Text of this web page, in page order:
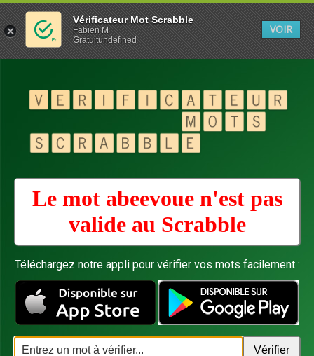
Le mot abeevoue n'est pas
valide au Scrabble
Téléchargez notre appli pour vérifier vos mots facilement :
Vérificateur Mot Scrabble
Fabien M
Gratuitundefined
VOIR